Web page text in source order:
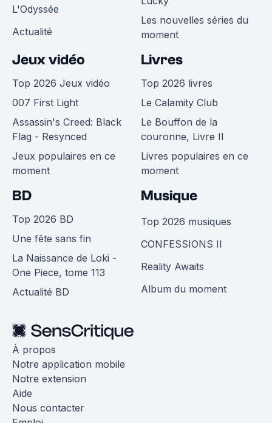
L'Odyssée
Actualité
Les nouvelles séries du
moment
Jeux vidéo
Top 2026 Jeux vidéo
007 First Light
Assassin's Creed: Black
Flag - Resynced
Jeux populaires en ce
moment
Livres
Top 2026 livres
Le Calamity Club
Le Bouffon de la
couronne, Livre II
Livres populaires en ce
moment
BD
Top 2026 BD
Une fête sans fin
La Naissance de Loki -
One Piece, tome 113
Actualité BD
Musique
Top 2026 musiques
CONFESSIONS II
Reality Awaits
Album du moment
À propos
Notre application mobile
Notre extension
Aide
Nous contacter